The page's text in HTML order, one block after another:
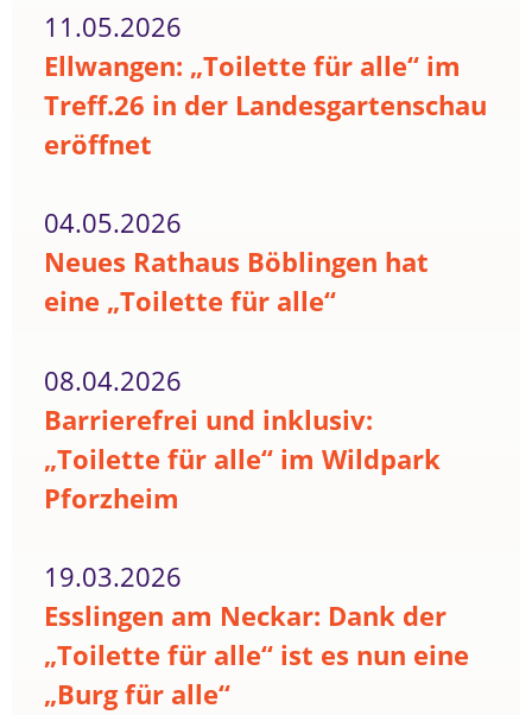
11.05.2026
Ellwangen: „Toilette für alle“ im
Treff.26 in der Landesgartenschau
eröffnet
04.05.2026
Neues Rathaus Böblingen hat
eine „Toilette für alle“
08.04.2026
Barrierefrei und inklusiv:
„Toilette für alle“ im Wildpark
Pforzheim
19.03.2026
Esslingen am Neckar: Dank der
„Toilette für alle“ ist es nun eine
„Burg für alle“